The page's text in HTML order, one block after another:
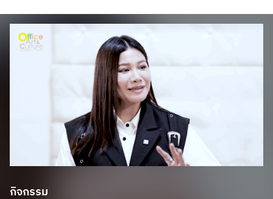
กิจกรรม